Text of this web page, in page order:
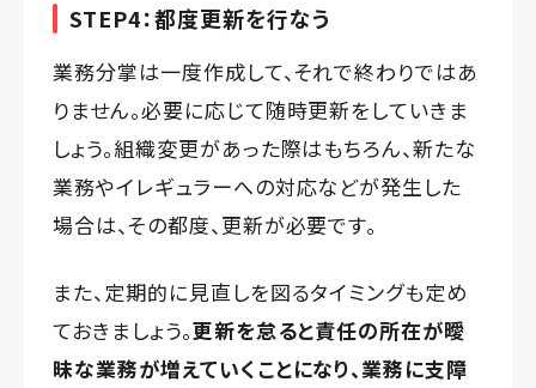
STEP4：都度更新を行なう
業務分掌は一度作成して、それで終わりではあ
りません。必要に応じて随時更新をしていきま
しょう。組織変更があった際はもちろん、新たな
業務やイレギュラーへの対応などが発生した
場合は、その都度、更新が必要です。
また、定期的に見直しを図るタイミングも定め
ておきましょう。更新を怠ると責任の所在が曖
昧な業務が増えていくことになり、業務に支障